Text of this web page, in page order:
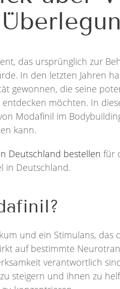
das ursprünglich zur
In den letzten Jahren
gewonnen, die seine
möchten. In
Modafinil im
kann.
Deutschland bestellen für
in Deutschland.
und ein Stimulans, das
auf bestimmte
verantwortlich
steigern und ihnen zu